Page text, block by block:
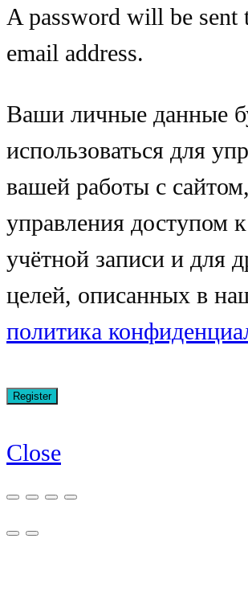
A password will be sent
email address.
Ваши личные данные
использоваться для
вашей работы с сайтом,
управления доступом
учётной записи и для
целей, описанных в
политика
Close